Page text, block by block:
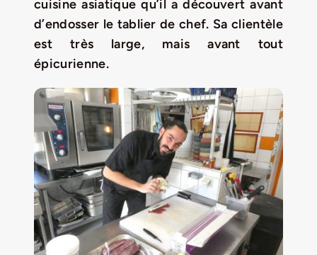
cuisine asiatique qu’il a découvert avant
d’endosser le tablier de chef. Sa clientèle
est très large, mais avant tout
épicurienne.